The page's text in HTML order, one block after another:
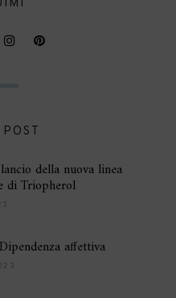
della nuova linea
di Triopherol
affettiva